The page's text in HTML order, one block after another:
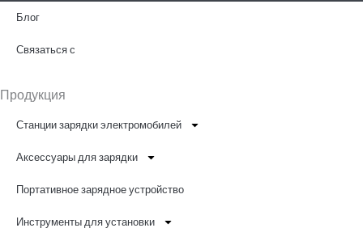
Блог
Связаться с
Продукция
Станции зарядки электромобилей
Аксессуары для зарядки
Портативное зарядное устройство
Инструменты для установки